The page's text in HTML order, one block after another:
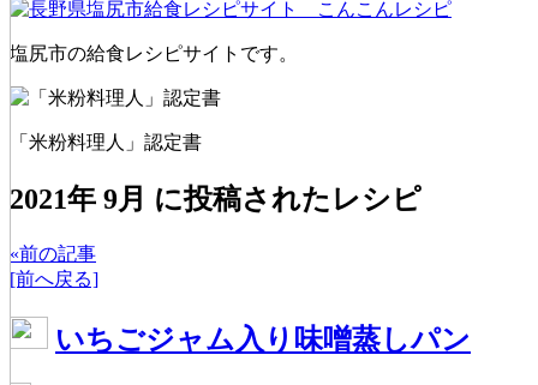
塩尻市の給食レシピサイトです。
「米粉料理人」認定書
2021年 9月 に投稿されたレシピ
«前の記事
[前へ戻る]
いちごジャム入り味噌蒸しパン